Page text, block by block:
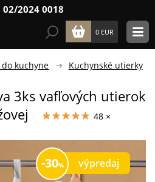
02/2024 0018
0 EUR
kuchyne
Kuchynské utierky
3ks vafľových utierok
48 ×
výpredaj
30